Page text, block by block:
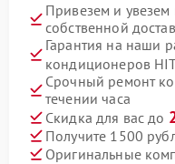
Привезем и
собственной
Гарантия на наши
кондиционеров
Срочный ремонт
течении часа
Скидка для вас до
Получите 1500
Оригинальные